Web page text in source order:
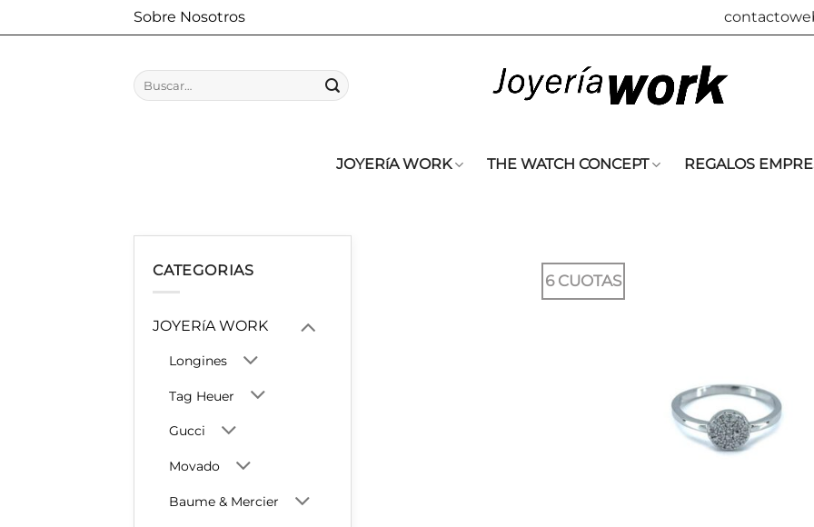
al
Sobre Nosotros
Buscar
por:
JOYERíA WORK THE WATCH CONCEPT REGALOS
CATEGORIAS
JOYERíA WORK
Longines
Tag Heuer
Gucci
Movado
Baume & Mercier
6 CUOTAS